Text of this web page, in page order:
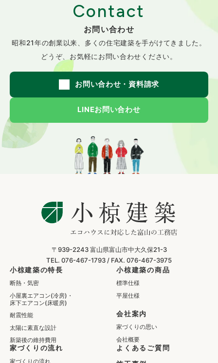
Contact
お問い合わせ
昭和21年の創業以来、 多くの住宅建築を手がけてきました。
どうぞ、お気軽にお問い合わせください。
お問い合わせ・資料請求
LINEお問い合わせ
〒939-2243富山県富山市中大久保21-3
TEL. 076-467-1793 / FAX. 076-467-3975
小椋建築の特長
断熱・気密
小屋裏エアコン(冷房)・
床下エアコン(床暖房)
耐震性能
太陽に素直な設計
新築後の維持費用
小椋建築の商品
標準仕様
平屋仕様
会社案内
家づくりの思い
会社概要
家づくりの流れ
家づくりの流れ
よくあるご質問